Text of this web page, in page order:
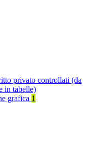
privato controllati (da
in tabelle)
grafica 1